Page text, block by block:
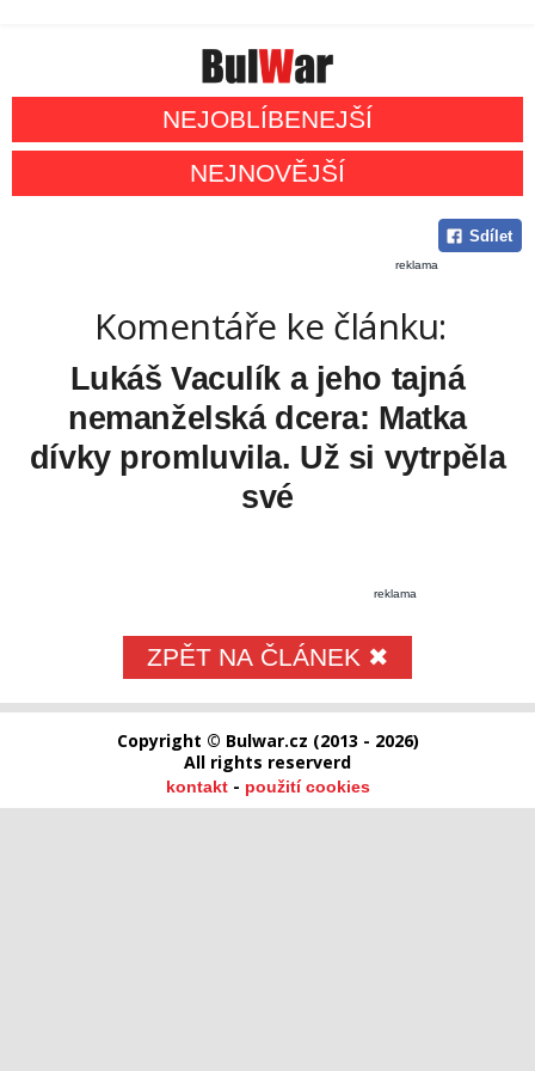
NEJOBLÍBENEJŠÍ
NEJNOVĚJŠÍ
Sdílet
reklama
Komentáře ke článku:
Lukáš Vaculík a jeho tajná
nemanželská dcera: Matka
dívky promluvila. Už si vytrpěla
své
reklama
ZPĚT NA ČLÁNEK ✖
Copyright © Bulwar.cz (2013 - 2026)
All rights reserverd
kontakt- použití cookies